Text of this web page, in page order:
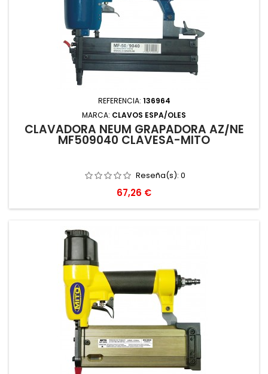
REFERENCIA: 136964
MARCA: CLAVOS ESPA/OLES
CLAVADORA NEUM GRAPADORA AZ/NE
MF509040 CLAVESA-MITO
Reseña(s): 0
Precio
67,26 €